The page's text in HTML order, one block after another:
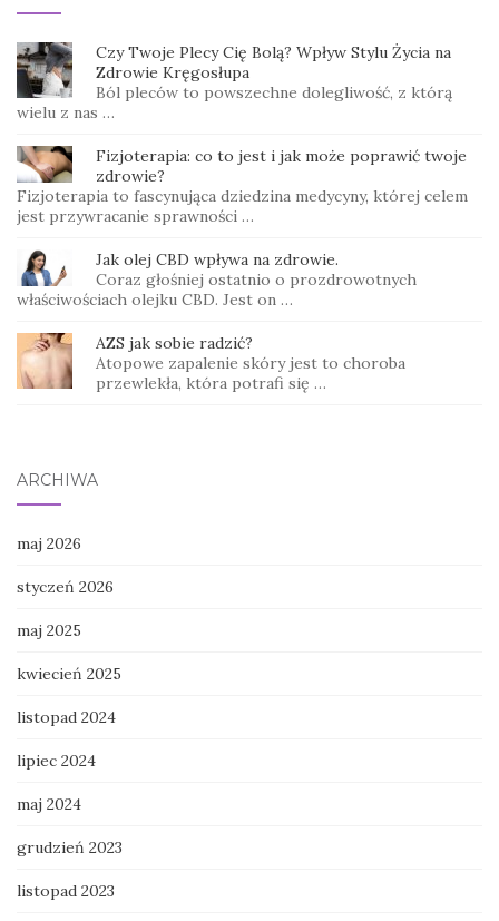
Czy Twoje Plecy Cię Bolą? Wpływ Stylu Życia na
Zdrowie Kręgosłupa
Ból pleców to powszechne dolegliwość, z którą
wielu z nas …
Fizjoterapia: co to jest i jak może poprawić twoje
zdrowie?
Fizjoterapia to fascynująca dziedzina medycyny, której celem
jest przywracanie sprawności …
Jak olej CBD wpływa na zdrowie.
Coraz głośniej ostatnio o prozdrowotnych
właściwościach olejku CBD. Jest on …
AZS jak sobie radzić?
Atopowe zapalenie skóry jest to choroba
przewlekła, która potrafi się …
ARCHIWA
maj 2026
styczeń 2026
maj 2025
kwiecień 2025
listopad 2024
lipiec 2024
maj 2024
grudzień 2023
listopad 2023